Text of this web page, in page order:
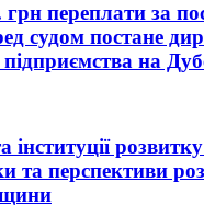
переплати за
судом постане
на
інституції
та перспективи